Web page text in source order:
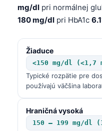
mg/dl pri normálnej
180 mg/dl pri HbA1c
Žiaduce
<150 mg/dl (<1,7
Typické rozpätie pre
používajú väčšina
Hraničná vysoká
150 – 199 mg/dl